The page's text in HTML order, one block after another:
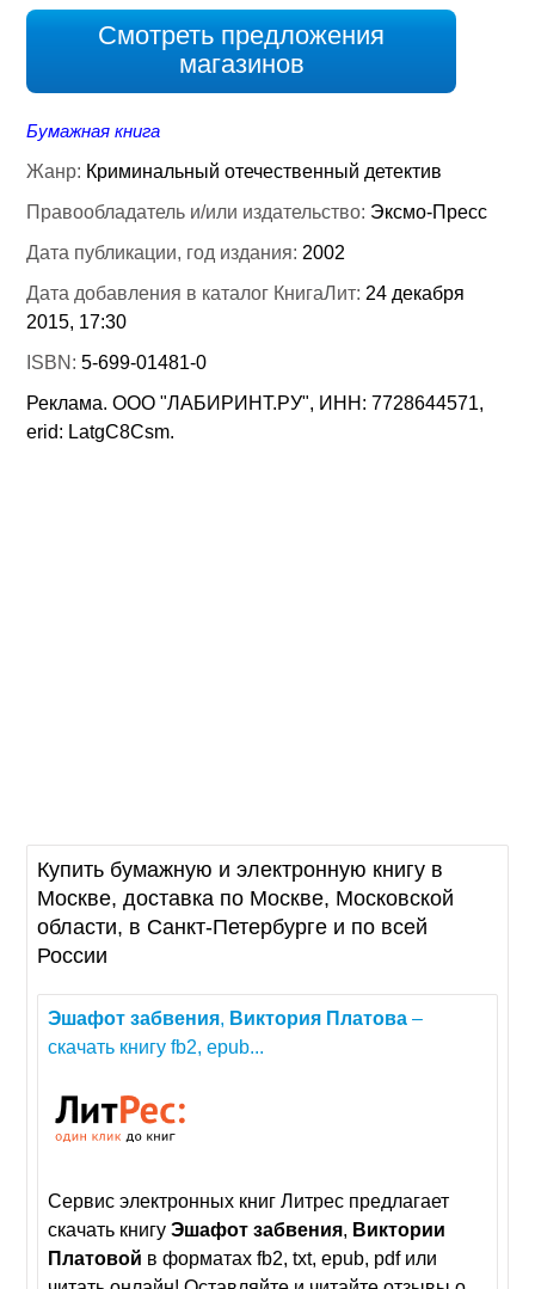
Смотреть предложения
магазинов
Бумажная книга
Жанр: Криминальный отечественный детектив
Правообладатель и/или издательство: Эксмо-Пресс
Дата публикации, год издания: 2002
Дата добавления в каталог КнигаЛит: 24 декабря
2015, 17:30
ISBN:5-699-01481-0
Реклама. ООО "ЛАБИРИНТ.РУ", ИНН: 7728644571,
erid: LatgC8Csm.
Купить бумажную и электронную книгу в
Москве, доставка по Москве, Московской
области, в Санкт-Петербурге и по всей
России
Эшафот забвения, Виктория Платова –
скачать книгу fb2, epub...
Сервис электронных книг Литрес предлагает
скачать книгуЭшафот забвения, Виктории
Платовой в форматах fb2, txt, epub, pdf или